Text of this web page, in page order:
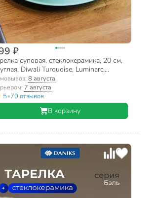
₽
суповая, стеклокерамика, 20 см,
Diwali Turquoise, Luminarc,
бирюзовая
8 августа
7 августа
5•70 отзывов
В корзину